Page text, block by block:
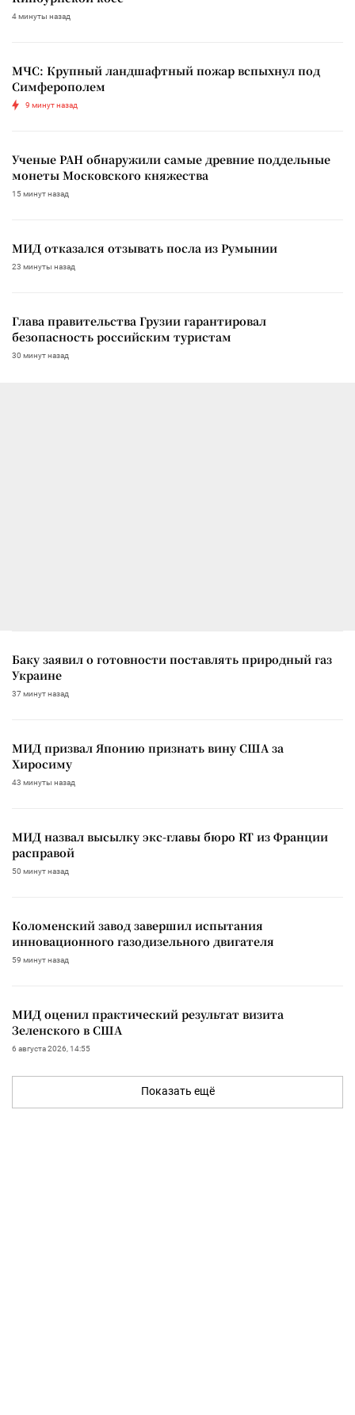
4 минуты назад
МЧС: Крупный ландшафтный пожар вспыхнул под
Симферополем
9 минут назад
Ученые РАН обнаружили самые древние поддельные
монеты Московского княжества
15 минут назад
МИД отказался отзывать посла из Румынии
23 минуты назад
Глава правительства Грузии гарантировал
безопасность российским туристам
30 минут назад
Баку заявил о готовности поставлять природный газ
Украине
37 минут назад
МИД призвал Японию признать вину США за
Хиросиму
43 минуты назад
МИД назвал высылку экс-главы бюро RT из Франции
расправой
50 минут назад
Коломенский завод завершил испытания
инновационного газодизельного двигателя
59 минут назад
МИД оценил практический результат визита
Зеленского в США
6 августа 2026, 14:55
Показать ещё